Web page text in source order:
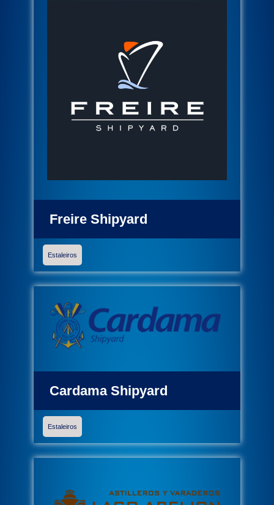
Freire Shipyard
Estaleiros
Cardama Shipyard
Estaleiros